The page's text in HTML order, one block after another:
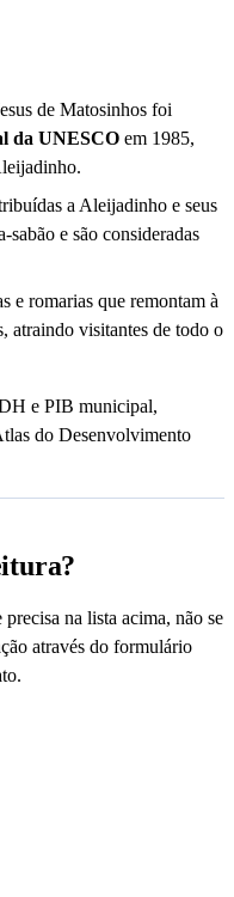
de Matosinhos foi
da UNESCO em 1985,
a Aleijadinho e seus
sabão e são consideradas
e romarias que remontam à
atraindo visitantes de todo o
e PIB municipal,
do Desenvolvimento
na lista acima, não se
através do formulário